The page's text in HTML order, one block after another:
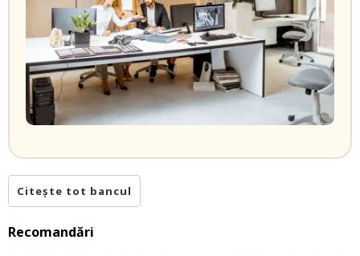
Citește tot bancul
Recomandări